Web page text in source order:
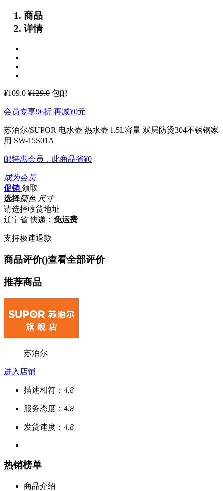
商品
详情
¥109.0 ¥129.0 包邮
会员专享96折 再减¥0元
苏泊尔/SUPOR 电水壶 热水壶 1.5L容量 双层防烫304不锈钢家
用 SW-15S01A
邮特惠会员，此商品省¥0
成为会员
促销 领取
选择颜色 尺寸
请选择收货地址
辽宁省|快递： 免运费
支持极速退款
商品评价()查看全部评价
推荐商品
苏泊尔
进入店铺
描述相符： 4.8
服务态度： 4.8
发货速度： 4.8
热销榜单
商品介绍